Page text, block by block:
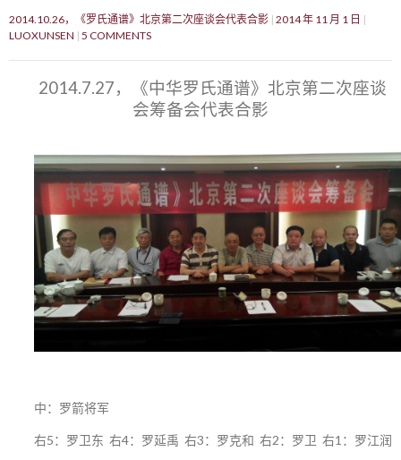
2014.10.26，《罗氏通谱》北京第二次座谈会代表合影 2014 年 11 月 1 日
LUOXUNSEN 5 COMMENTS
2014.7.27，《中华罗氏通谱》北京第二次座谈
会筹备会代表合影
中：罗箭将军
右5：罗卫东 右4：罗延禹 右3：罗克和 右2：罗卫 右1：罗江润